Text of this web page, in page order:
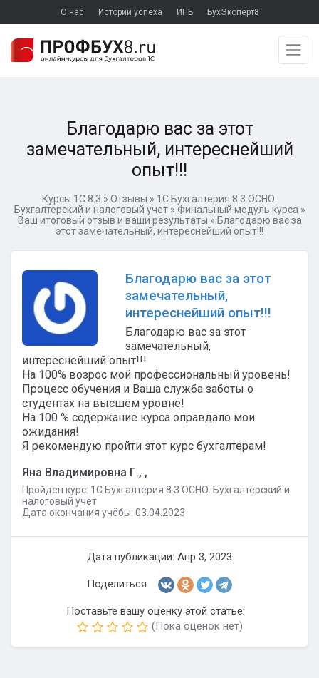
О нас Истории успеха ИПБ БухЭксперт8
Благодарю вас за этот
замечательный, интереснейший
опыт!!!
Курсы 1С 8.3 » Отзывы » 1C Бухгалтерия 8.3 ОСНО.
Бухгалтерский и налоговый учет» Финальный модуль курса »
Ваш итоговый отзыв и ваши результаты » Благодарю вас за
этот замечательный, интереснейший опыт!!!
Благодарю вас за этот
замечательный,
интереснейший опыт!!!
Благодарю вас за этот
замечательный,
интереснейший опыт!!!
На 100% возрос мой профессиональный уровень!
Процесс обучения и Ваша служба заботы о
студентах на высшем уровне!
На 100 % содержание курса оправдало мои
ожидания!
Я рекомендую пройти этот курс бухгалтерам!
Яна Владимировна Г., ,
Пройден курс: 1C Бухгалтерия 8.3 ОСНО. Бухгалтерский и
налоговый учет
Дата окончания учёбы: 03.04.2023
Дата публикации: Апр 3, 2023
Поделиться:
Поставьте вашу оценку этой статье:
(Пока оценок нет)